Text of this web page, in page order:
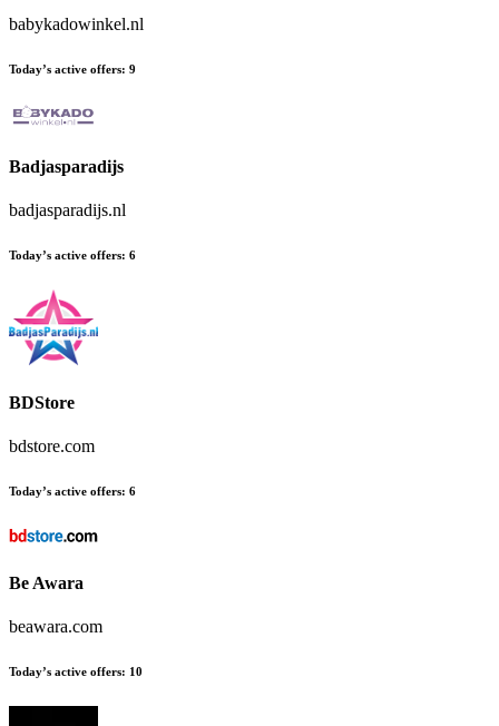
babykadowinkel.nl
Today’s active offers: 9
Badjasparadijs
badjasparadijs.nl
Today’s active offers: 6
BDStore
bdstore.com
Today’s active offers: 6
Be Awara
beawara.com
Today’s active offers: 10